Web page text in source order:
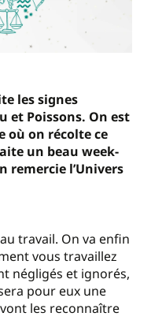
les signes
et Poissons. On est
où on récolte ce
un beau week-
remercie l’Univers
travail. On va enfin
vous travaillez
négligés et ignorés,
pour eux une
les reconnaître